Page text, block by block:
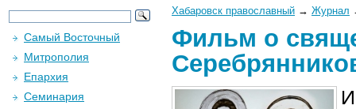
Хабаровск православный → Журнал
Фильм о
Самый Восточный
Митрополия
Епархия
Семинария